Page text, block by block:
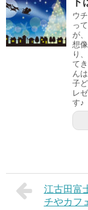
ウ
っ
が
想
り
て
ん
子
レ
す♪
江古田富
チやカフ